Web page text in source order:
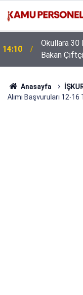
14:10
Okullara 30
Bakan
Çevrildi
Anasayfa
Alımı Başvuruları 12-